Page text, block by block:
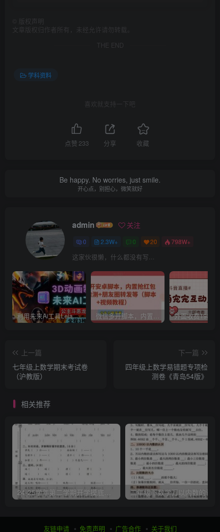
版权声明
文章版权归作者所有，未经允许请勿转载。
THE END
学科资料
喜欢就支持一下吧
点赞 233 分享 收藏
Be happy. No worries, just smile.
开心点，别担心，微笑就好
admin 关注
0 2.3W+ 0 20 798W+
这家伙很懒，什么都没有写...
利用未来Ai工具LeiaPix，静态图转换3D动画，Lexica和Chat GPT制作精彩视频 微信多开脚本，内置抢红包+好友检测+朋友圈转发等（安卓脚本+视频教程）
上一篇
七年级上数学期末考试卷
（沪教版）
下一篇
四年级上数学易错题专项检
测卷《青岛54版》
相关推荐
24-25学年第二学期开学摸底测试卷六年级下语文
友链申请 免责声明 广告合作 关于我们